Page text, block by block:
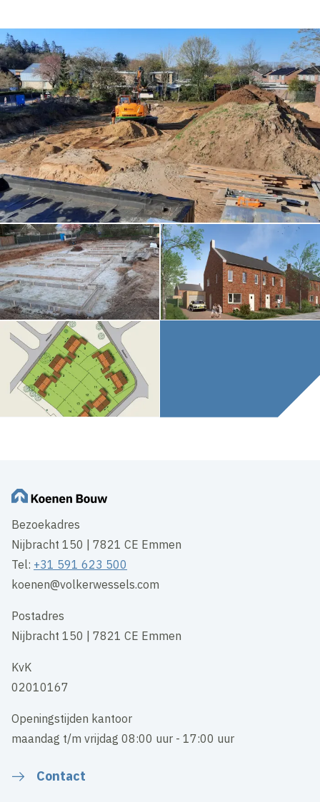
Bezoekadres
Nijbracht 150 | 7821 CE Emmen
Tel: +31 591 623 500
koenen@volkerwessels.com
Postadres
Nijbracht 150 | 7821 CE Emmen
KvK
02010167
Openingstijden kantoor
maandag t/m vrijdag 08:00 uur - 17:00 uur
Contact